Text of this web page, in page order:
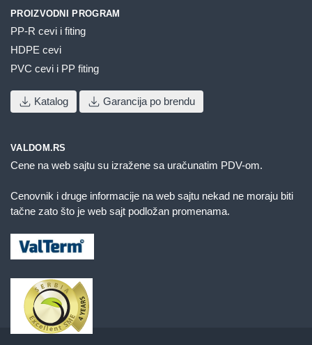
PROIZVODNI PROGRAM
PP-R cevi i fiting
HDPE cevi
PVC cevi i PP fiting
Katalog Garancija po brendu
VALDOM.RS
Cene na web sajtu su izražene sa uračunatim PDV-om.
Cenovnik i druge informacije na web sajtu nekad ne moraju biti
tačne zato što je web sajt podložan promenama.